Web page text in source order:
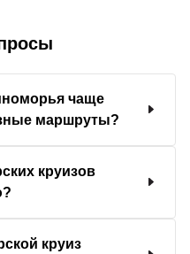
чаще
маршруты?
круизов
круиз